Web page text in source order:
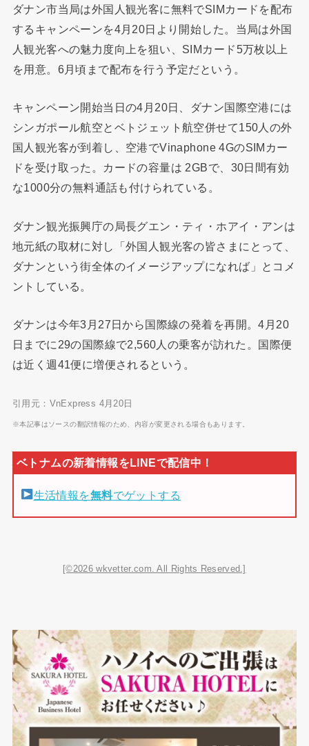
ダナン市当局は外国人観光客に無料でSIMカードを配布
するキャンペーンを4月20日より開始した。当局は外国
人観光客への魅力度向上を狙い、SIMカード5万枚以上
を用意。6月頃まで配布を行う予定だという。
キャンペーン開始当日の4月20日、ダナン国際空港には
シンガポール航空とベトジェット航空併せて150人の外
国人観光客が到着し、空港でVinaphone 4GのSIMカー
ドを受け取った。カードの容量は 2GBで、30日間有効
な1000分の無料通話も付けられている。
ダナン観光振興庁の局長グエン・ティ・ホアイ・アンは
地元紙の取材に対し「外国人観光客の皆さまにとって、
ダナンという街全体のイメージアップになれば」とコメ
ントしている。
ダナンは今年3月27日から国際線の発着を再開。4月20
日までに29の国際線で2,560人の乗客が訪れた。国際便
は近く週41便に増便されるという。
引用元：VnExpress 4月20日
※本記事はソースの翻訳情報のため、内容が変更される場合もあります。
生活情報を無料でゲットする
[©2026 wkvetter.com. All Rights Reserved.]